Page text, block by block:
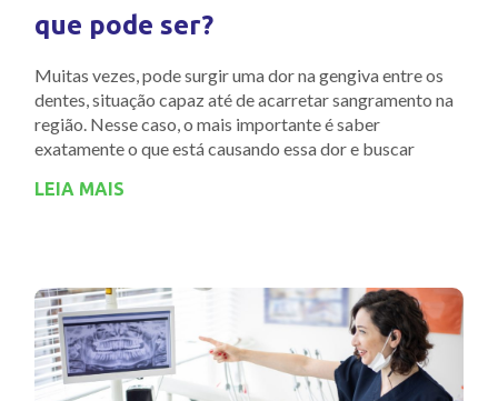
que pode ser?
Muitas vezes, pode surgir uma dor na gengiva entre os
dentes, situação capaz até de acarretar sangramento na
região. Nesse caso, o mais importante é saber
exatamente o que está causando essa dor e buscar
LEIA MAIS